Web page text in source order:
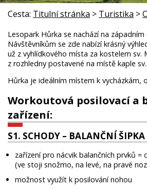
Cesta: Titulní stránka > Turistika >
Lesopark Hůrka se nachází na
Návštěvníkům se zde nabízí krásný
už z vyhlídkového místa za kostelem sv.
z rozhledny postavené na místě kaple sv.
Hůrka je ideálním místem k vycházkám,
Workoutová posilovací a
zařízení:
S1. SCHODY – BALANČNÍ ŠIPKA
zařízení pro nácvik balančních prvků =
(ve stoji snožmo, na levé, na pravé
možnost využít k posilování nohou